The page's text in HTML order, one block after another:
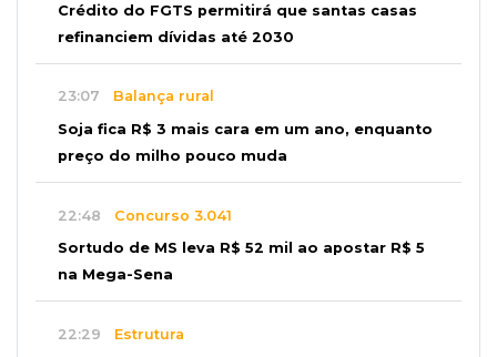
Crédito do FGTS permitirá que santas casas
refinanciem dívidas até 2030
23:07 Balança rural
Soja fica R$ 3 mais cara em um ano, enquanto
preço do milho pouco muda
22:48 Concurso 3.041
Sortudo de MS leva R$ 52 mil ao apostar R$ 5
na Mega-Sena
22:29 Estrutura